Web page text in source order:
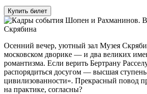
Купить билет
Осенний вечер, уютный зал Музея
московском дворике — и два великих
романтизма. Если верить Бертрану
распорядиться досугом — высшая ступень
цивилизованности». Прекрасный повод
на практике, согласны?